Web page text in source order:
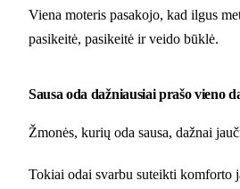
Viena moteris pasakojo, kad ilgus
pasikeitė, pasikeitė ir veido būklė.
Sausa oda dažniausiai prašo vieno
Žmonės, kurių oda sausa, dažnai
Tokiai odai svarbu suteikti komforto